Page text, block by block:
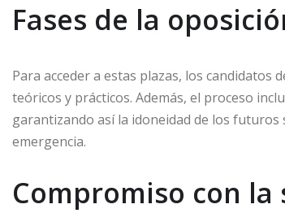
Fases de la
Para acceder a estas plazas, los
teóricos y prácticos. Además, el proceso
garantizando así la idoneidad de los
emergencia.
Compromiso con